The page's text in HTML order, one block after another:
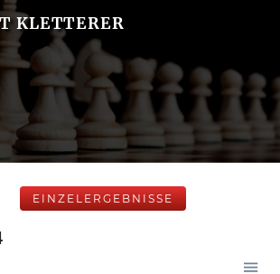
KLETTERER
EINZELERGEBNISSE